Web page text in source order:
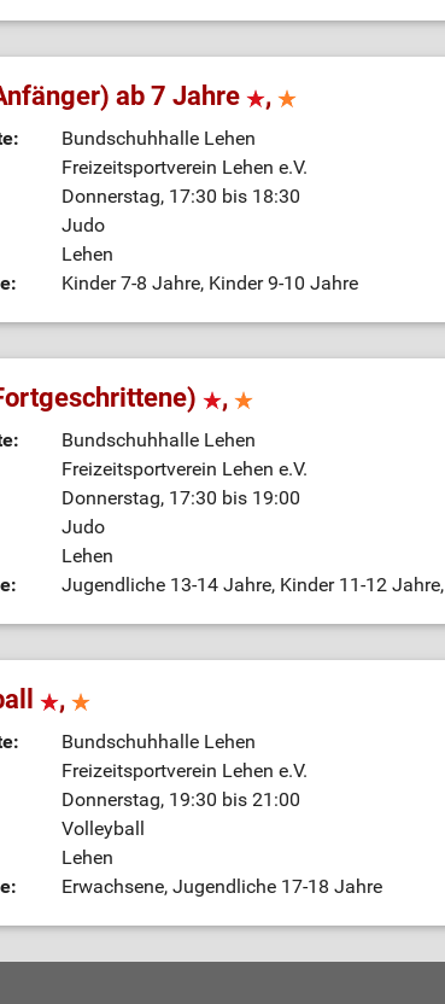
ab 7 Jahre ,
Bundschuhhalle Lehen
Freizeitsportverein Lehen e.V.
Donnerstag, 17:30 bis 18:30
Judo
Lehen
Kinder 7-8 Jahre, Kinder 9-10 Jahre
,
Bundschuhhalle Lehen
Freizeitsportverein Lehen e.V.
Donnerstag, 17:30 bis 19:00
Judo
Lehen
Jugendliche 13-14 Jahre, Kinder 11-12
,
Bundschuhhalle Lehen
Freizeitsportverein Lehen e.V.
Donnerstag, 19:30 bis 21:00
Volleyball
Lehen
Erwachsene, Jugendliche 17-18 Jahre